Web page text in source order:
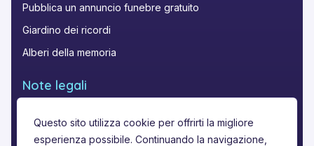
Pubblica un annuncio funebre gratuito
Giardino dei ricordi
Alberi della memoria
Note legali
Termini di utilizzo
Questo sito utilizza cookie per offrirti la migliore
esperienza possibile. Continuando la navigazione,